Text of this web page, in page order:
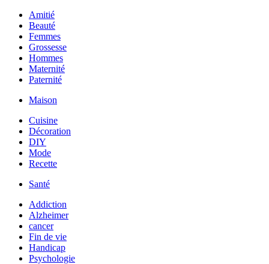
Amitié
Beauté
Femmes
Grossesse
Hommes
Maternité
Paternité
Maison
Cuisine
Décoration
DIY
Mode
Recette
Santé
Addiction
Alzheimer
cancer
Fin de vie
Handicap
Psychologie